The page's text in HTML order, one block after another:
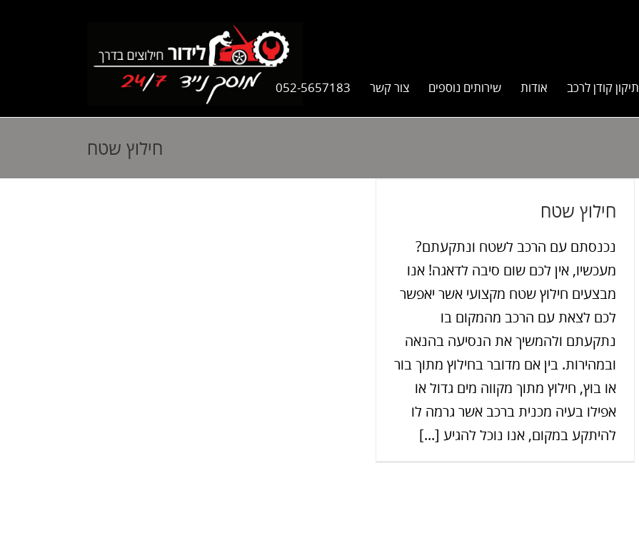
תיקון קודן לרכב אודות שירותים נוספים צור קשר 052-5657183
חילוץ שטח
חילוץ שטח
נכנסתם עם הרכב לשטח ונתקעתם?
מעכשיו, אין לכם שום סיבה לדאגה! אנו
מבצעים חילוץ שטח מקצועי אשר יאפשר
לכם לצאת עם הרכב מהמקום בו
נתקעתם ולהמשיך את הנסיעה בהנאה
ובמהירות. בין אם מדובר בחילוץ מתוך בור
או בוץ, חילוץ מתוך מקווה מים גדול או
אפילו בעיה מכנית ברכב אשר גרמה לו
להיתקע במקום, אנו נוכל להגיע [...]